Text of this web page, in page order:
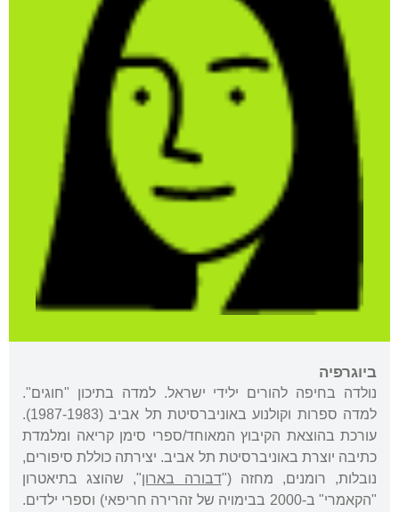
ביוגרפיה
נולדה בחיפה להורים ילידי ישראל. למדה בתיכון "חוגים".
למדה ספרות וקולנוע באוניברסיטת תל אביב (1987-1983).
עורכת בהוצאת הקיבוץ המאוחד/ספרי סימן קריאה ומלמדת
כתיבה יוצרת באוניברסיטת תל אביב. יצירתה כוללת סיפורים,
נובלות, רומנים, מחזה ("דבורה בארון", שהוצג בתיאטרון
"הקאמרי" ב-2000 בבימויה של זהרירה חריפאי) וספרי ילדים.